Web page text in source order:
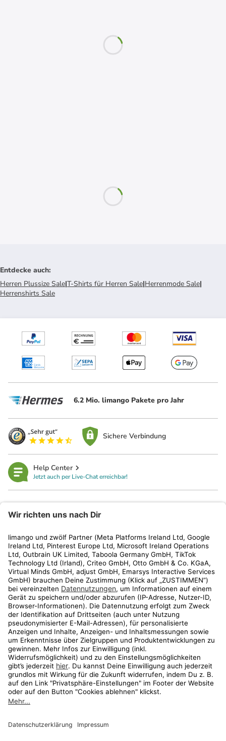
Entdecke auch:
Herren Plussize Sale|T-Shirts für Herren Sale|Herrenmode Sale|
Herrenshirts Sale
6.2 Mio. limango Pakete pro Jahr
Sichere Verbindung
Help Center
Jetzt auch per Live-Chat erreichbar!
Kundenservice
Shop
Aktionen
Travel